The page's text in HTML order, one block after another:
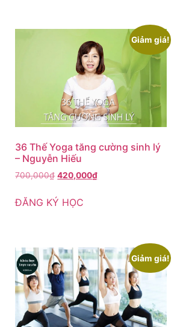
Giảm giá!
36 Thế Yoga tăng cường sinh lý
– Nguyễn Hiếu
700,000₫ 420,000₫
ĐĂNG KÝ HỌC
Giảm giá!